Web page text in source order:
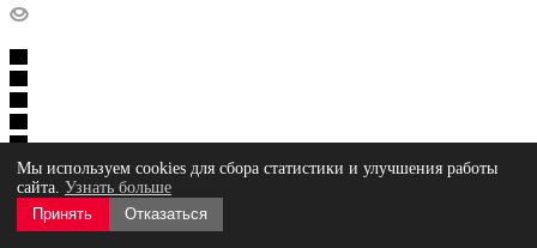
Адаптер для TJ1000;TJ-T1300
Под заказ
Арт.: 53013
Цена по запросу
Мы используем cookies для сбора статистики и улучшения работы
сайта. Узнать больше
Принять
Отказаться